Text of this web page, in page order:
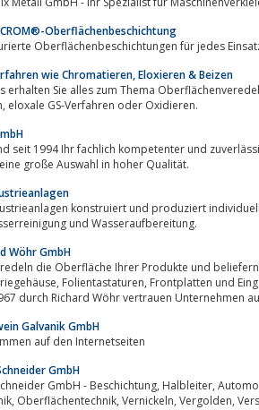
Oberflächenbeschichtung
Oberflächenbeschichtungen für jedes
wie Chromatieren, Eloxieren & Beizen
erhalten Sie alles zum Thema Oberflächenveredeleung
Beizen, eloxale GS-Verfahren oder Oxidieren.
seit 1994 Ihr fachlich kompetenter und
große Auswahl in hoher Qualität.
konstruiert und produziert individuelle
und Wasseraufbereitung.
Wöhr GmbH
die Oberfläche Ihrer Produkte und
und Eingabesystemen.Seit der Firmengründung als Industrielackiererei im
durch Richard Wöhr vertrauen Unternehmen
Galvanik GmbH
auf den Internetseiten
GmbH
- Beschichtung, Halbleiter, Automobilindustrie, Leiterplatten, Steckverbinder, Luftfahrt, Medizintechnik,
Nickel, Gestell- und